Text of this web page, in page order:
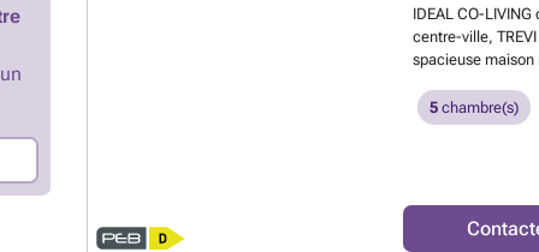
d’un
Médiacité, vous
commodités
ou avoir plus
### GROUP
et non
IDEAL CO-
centre-ville,
spacieuse maison
ouverte
premier étage
configuration, au
de bains
double vitrage,
est libre
5 chambre(s)